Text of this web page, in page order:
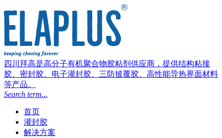
四川拜高是高分子有机聚合物胶粘剂供应商，提供结构粘接
胶、密封胶、电子灌封胶、三防披覆胶、高性能导热界面材料
等产品。
Search term...
首页
灌封胶
解决方案